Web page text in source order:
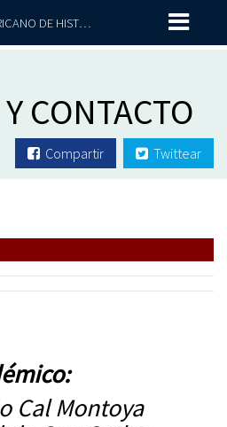
||| CONGRESO CENTROAMERICANO DE HISTORIA 2021 | Edición especial |||
CONTACTO
Compartir Twittear
Cal Montoya